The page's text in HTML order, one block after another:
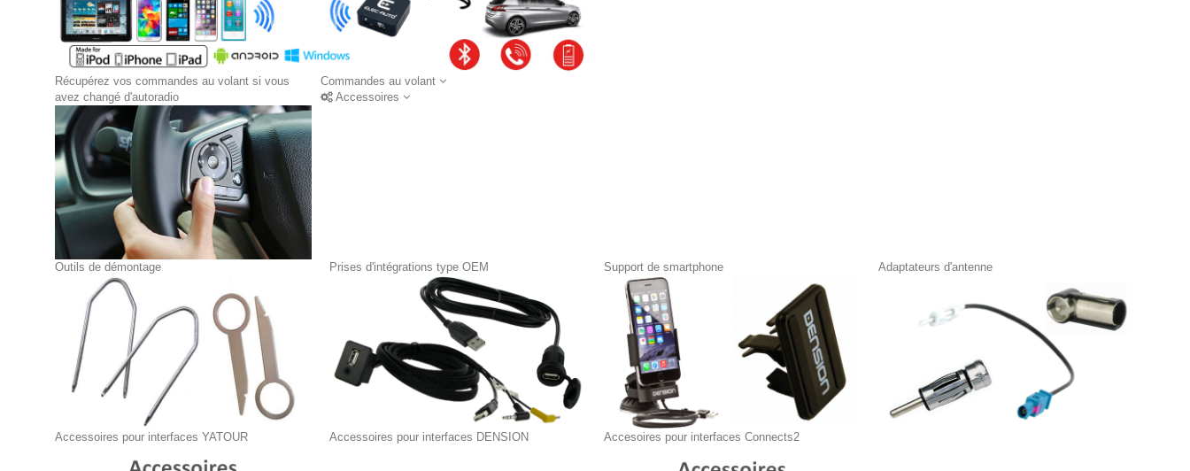
Commandes au volant
Récupérez vos commandes au volant si vous
avez changé d'autoradio
Accessoires
Outils de démontage Prises d'intégrations type OEM Support de smartphone Adaptateurs d'antenne
Accessoires pour interfaces YATOUR Accessoires pour interfaces DENSION Accesoires pour interfaces Connects2